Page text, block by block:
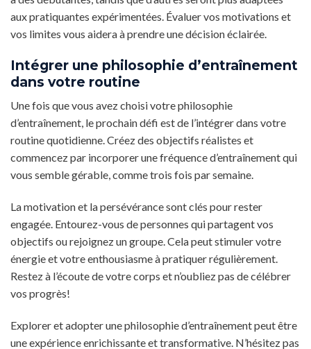
aux pratiquantes expérimentées. Évaluer vos motivations et
vos limites vous aidera à prendre une décision éclairée.
Intégrer une philosophie d’entraînement
dans votre routine
Une fois que vous avez choisi votre philosophie
d’entraînement, le prochain défi est de l’intégrer dans votre
routine quotidienne. Créez des objectifs réalistes et
commencez par incorporer une fréquence d’entraînement qui
vous semble gérable, comme trois fois par semaine.
La motivation et la persévérance sont clés pour rester
engagée. Entourez-vous de personnes qui partagent vos
objectifs ou rejoignez un groupe. Cela peut stimuler votre
énergie et votre enthousiasme à pratiquer régulièrement.
Restez à l’écoute de votre corps et n’oubliez pas de célébrer
vos progrès!
Explorer et adopter une philosophie d’entraînement peut être
une expérience enrichissante et transformative. N’hésitez pas